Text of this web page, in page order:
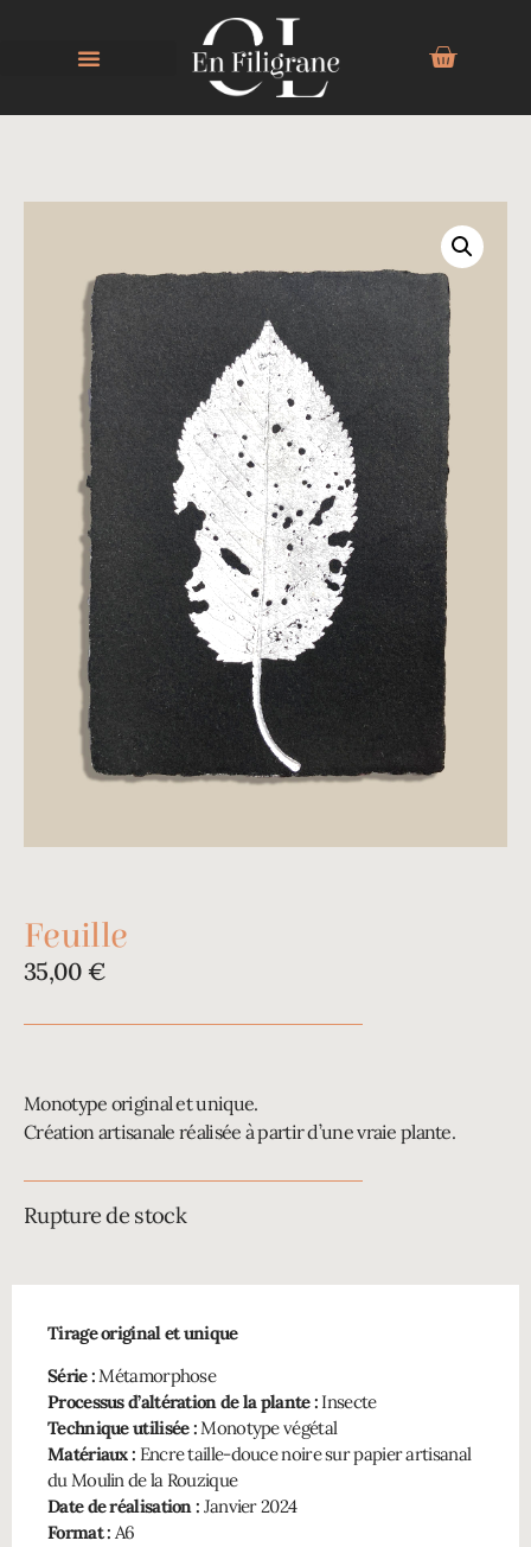
Feuille
35,00 €
Monotype original et unique.
Création artisanale réalisée à partir d’une vraie plante.
Rupture de stock
Tirage original et unique
Série :Métamorphose
Processus d’altération de la plante : Insecte
Technique utilisée :Monotype végétal
Matériaux : Encre taille-douce noire sur papier artisanal
du Moulin de la Rouzique
Date de réalisation : Janvier 2024
Format : A6